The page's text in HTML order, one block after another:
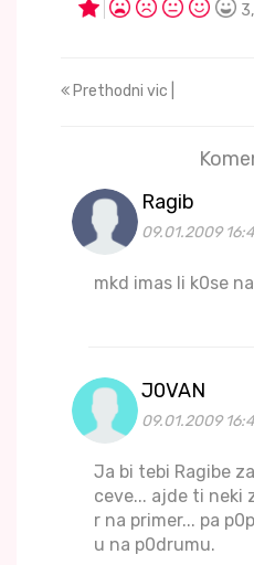
Prethodni vic |
Ragib
09.01.2009
mkd imas li k0se
J0VAN
09.01.2009
Ja bi tebi Ragibe
ceve... ajde ti neki
r na primer... pa
u na p0drumu.